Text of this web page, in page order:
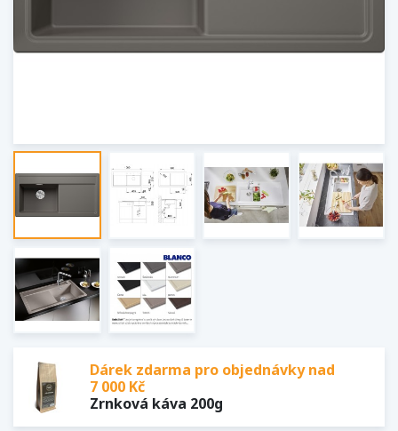
Dárek zdarma pro objednávky nad
7 000 Kč
Zrnková káva 200g